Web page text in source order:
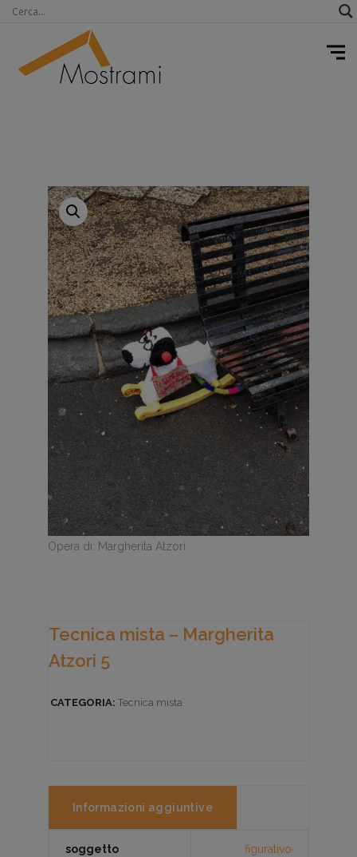
Opera di: Margherita Atzori
Tecnica mista – Margherita
Atzori 5
CATEGORIA: Tecnica mista
Informazioni aggiuntive
soggetto figurativo